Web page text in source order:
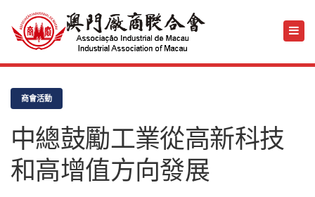
商會活動
中總鼓勵工業從高新科技
和高增值方向發展